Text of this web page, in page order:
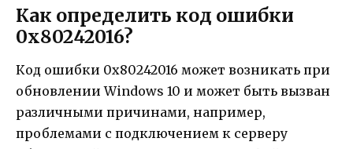
Как определить код ошибки
0x80242016?
Код ошибки 0x80242016 может возникать при
обновлении Windows 10 и может быть вызван
различными причинами, например,
проблемами с подключением к серверу